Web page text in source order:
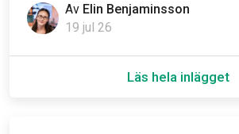
Av Elin Benjaminsson
19 jul 26
Läs hela inlägget